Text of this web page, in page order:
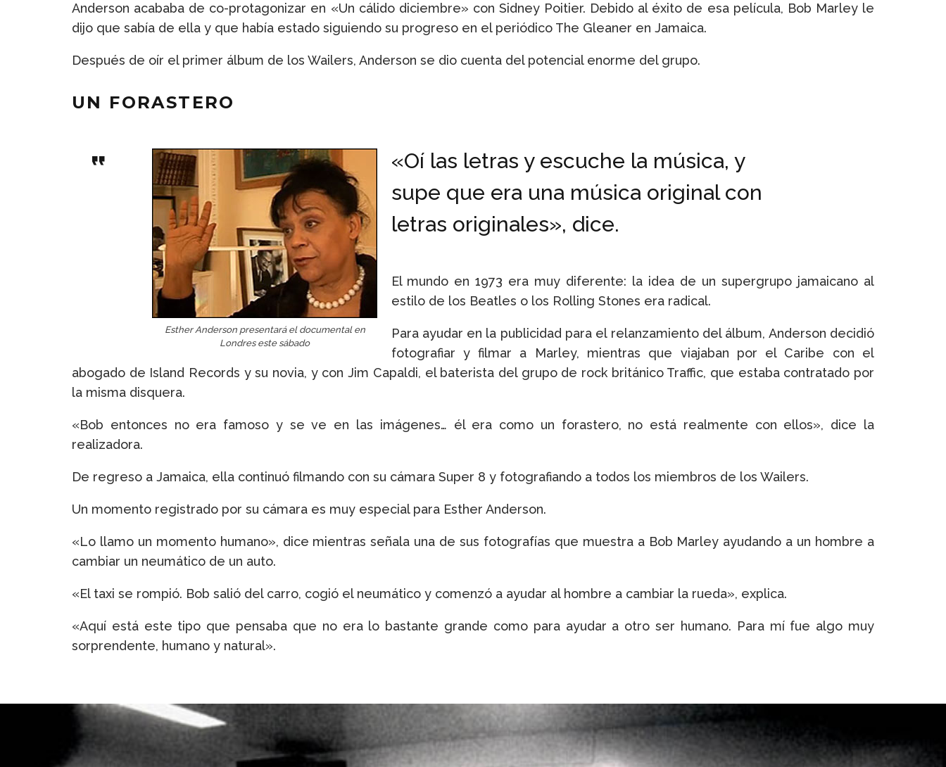
Anderson acababa de co-protagonizar en «Un cálido diciembre» con Sidney Poitier. Debido al éxito de esa película, Bob Marley le
dijo que sabía de ella y que había estado siguiendo su progreso en el periódico The Gleaner en Jamaica.
Después de oír el primer álbum de los Wailers, Anderson se dio cuenta del potencial enorme del grupo.
UN FORASTERO
Esther Anderson presentará el documental en
Londres este sábado
«Oí las letras y escuche la música, y
supe que era una música original con
letras originales», dice.
El mundo en 1973 era muy diferente: la idea de un supergrupo jamaicano al
estilo de los Beatles o los Rolling Stones era radical.
Para ayudar en la publicidad para el relanzamiento del álbum, Anderson decidió
fotografiar y filmar a Marley, mientras que viajaban por el Caribe con el
abogado de Island Records y su novia, y con Jim Capaldi, el baterista del grupo de rock británico Traffic, que estaba contratado por
la misma disquera.
«Bob entonces no era famoso y se ve en las imágenes… él era como un forastero, no está realmente con ellos», dice la
realizadora.
De regreso a Jamaica, ella continuó filmando con su cámara Super 8 y fotografiando a todos los miembros de los Wailers.
Un momento registrado por su cámara es muy especial para Esther Anderson.
«Lo llamo un momento humano», dice mientras señala una de sus fotografías que muestra a Bob Marley ayudando a un hombre a
cambiar un neumático de un auto.
«El taxi se rompió. Bob salió del carro, cogió el neumático y comenzó a ayudar al hombre a cambiar la rueda», explica.
«Aquí está este tipo que pensaba que no era lo bastante grande como para ayudar a otro ser humano. Para mí fue algo muy
sorprendente, humano y natural».